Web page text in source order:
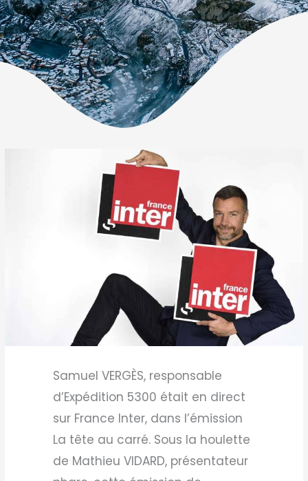
Samuel VERGÈS, responsable
d’Expédition 5300 était en direct
sur France Inter, dans l’émission
La tête au carré. Sous la houlette
de Mathieu VIDARD, présentateur